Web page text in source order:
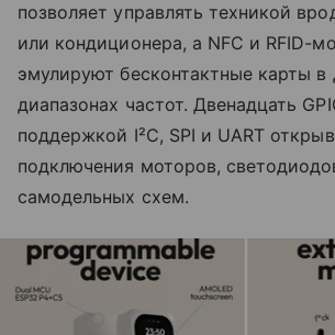
позволяет управлять техникой
или кондиционера, а NFC и RFID-
эмулируют бесконтактные карты в
диапазонах частот. Двенадцать
поддержкой I²C, SPI и UART
подключения моторов,
самодельных схем.